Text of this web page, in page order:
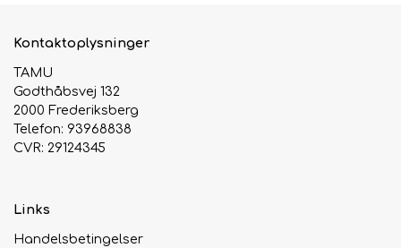
Kontaktoplysninger
TAMU
Godthåbsvej 132
2000 Frederiksberg
Telefon: 93968838
CVR: 29124345
Links
Handelsbetingelser